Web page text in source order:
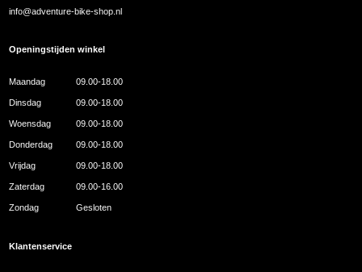
info@adventure-bike-shop.nl
Openingstijden winkel
Maandag 09.00-18.00
Dinsdag 09.00-18.00
Woensdag 09.00-18.00
Donderdag 09.00-18.00
Vrijdag 09.00-18.00
Zaterdag 09.00-16.00
Zondag Gesloten
Klantenservice